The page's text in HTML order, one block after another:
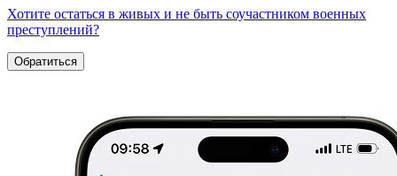
Хотите остаться в живых и не быть соучастником военных
преступлений?
Обратиться